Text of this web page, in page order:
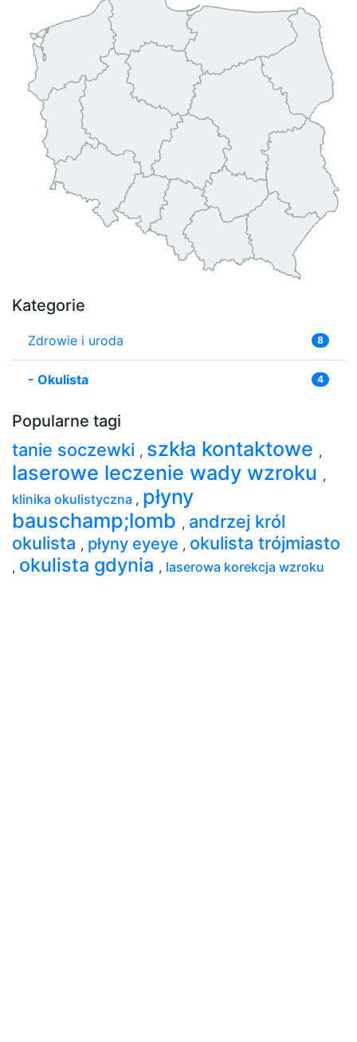
Kategorie
Zdrowie i uroda 8
- Okulista 4
Popularne tagi
tanie soczewki , szkła kontaktowe ,
laserowe leczenie wady wzroku ,
klinika okulistyczna , płyny
bauschamp;lomb , andrzej król
okulista , płyny eyeye , okulista trójmiasto
, okulista gdynia , laserowa korekcja wzroku